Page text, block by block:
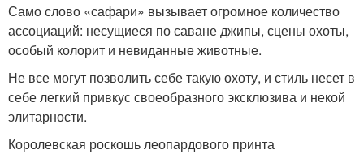
Само слово «сафари» вызывает огромное количество
ассоциаций: несущиеся по саване джипы, сцены охоты,
особый колорит и невиданные животные.
Не все могут позволить себе такую охоту, и стиль несет в
себе легкий привкус своеобразного эксклюзива и некой
элитарности.
Королевская роскошь леопардового принта